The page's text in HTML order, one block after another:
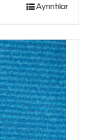
Ayrıntılar